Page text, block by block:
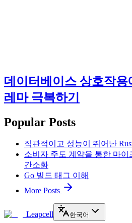
데이터베이스 상호작용
레마 극복하기
Popular Posts
직관적이고 성능이 뛰어난
소비자 주도 계약을 통한 마
간소화
Go 빌드 태그 이해
More Posts
Leapcell 한국어